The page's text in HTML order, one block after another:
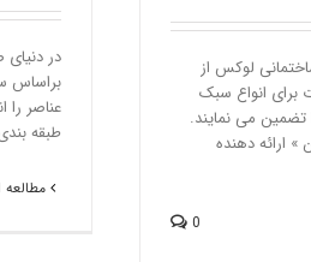
لوکس از
برای انواع سبک
تضمین می نمایند.
ارائه دهنده
0
در
براساس
عناصر
طبقه
مطالعه